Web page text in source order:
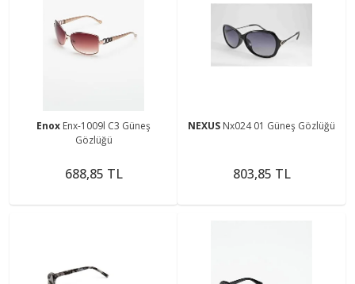
Enox Enx-1009l C3 Güneş
Gözlüğü
688,85 TL
NEXUS Nx024 01 Güneş Gözlüğü
803,85 TL